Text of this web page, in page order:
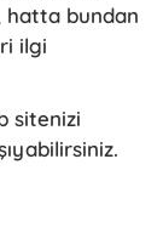
hatta bundan
ilgi
sitenizi